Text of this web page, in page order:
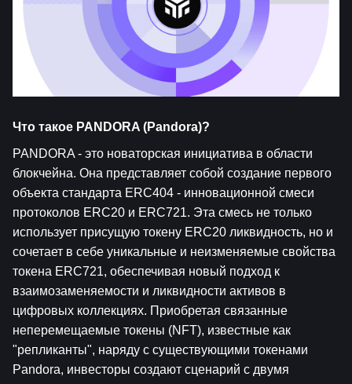
Что такое PANDORA (Pandora)?
PANDORA - это новаторская инициатива в области
блокчейна. Она представляет собой создание первого
объекта стандарта ERC404 - инновационной смеси
протоколов ERC20 и ERC721. Эта смесь не только
использует присущую токену ERC20 ликвидность, но и
сочетает в себе уникальные и неизменяемые свойства
токена ERC721, обеспечивая новый подход к
взаимозаменяемости и ликвидности активов в
цифровых коллекциях. Приобретая связанные
неперемещаемые токены (NFT), известные как
"репликанты", наряду с существующими токенами
Pandora, инвесторы создают сценарий с двумя